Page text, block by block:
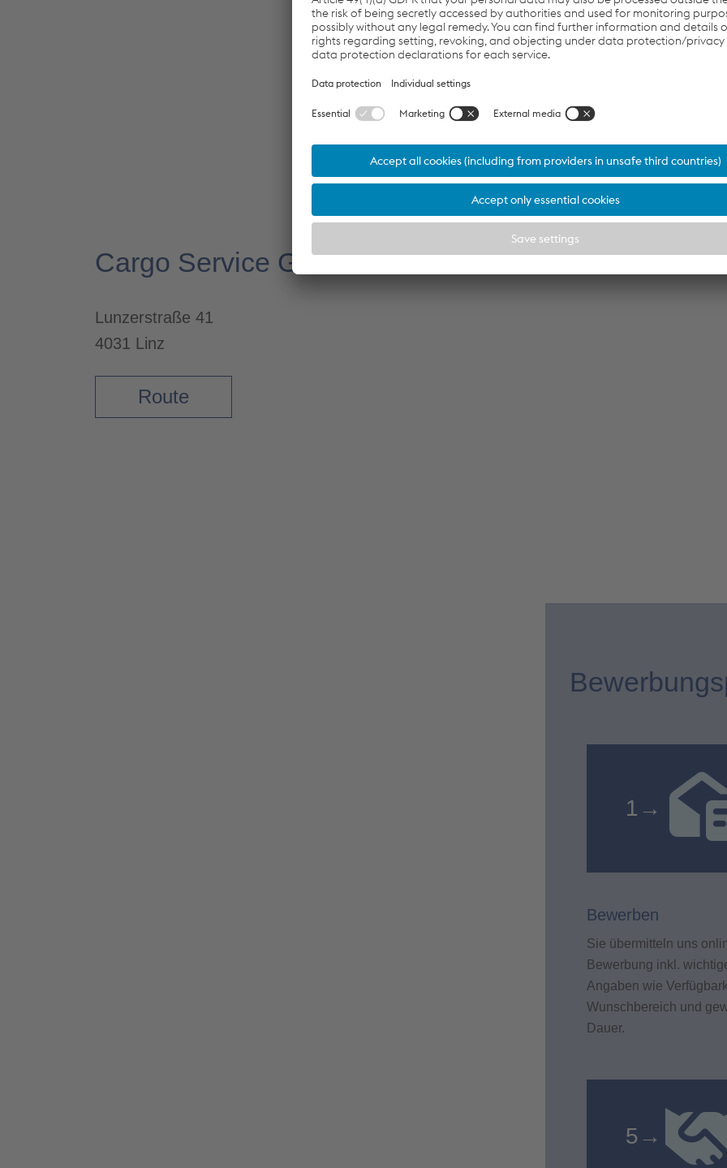
Weitere Informationen
Cargo Service GmbH
Lunzerstraße 41
4031 Linz
Route
1 →
Bewerben
Sie übermitteln uns
Bewerbung inkl.
Angaben wie
Wunschbereich und
Dauer.
5 →